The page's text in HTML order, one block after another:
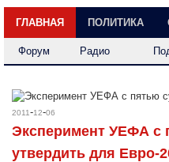
ГЛАВНАЯ ПОЛИТИКА
Форум Радио
2011-12-06
Эксперимент УЕФА с
утвердить для Евро-